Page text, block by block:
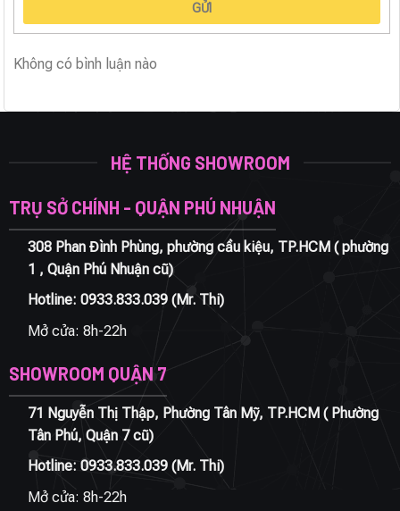
GỬI
Không có bình luận nào
HỆ THỐNG SHOWROOM
TRỤ SỞ CHÍNH - QUẬN PHÚ NHUẬN
308 Phan Đình Phùng, phường cầu kiệu, TP.HCM ( phường
1 , Quận Phú Nhuận cũ)
Hotline: 0933.833.039(Mr. Thi)
Mở cửa: 8h-22h
SHOWROOM QUẬN 7
71 Nguyễn Thị Thập, Phường Tân Mỹ, TP.HCM ( Phường
Tân Phú, Quận 7 cũ)
Hotline: 0933.833.039(Mr. Thi)
Mở cửa: 8h-22h